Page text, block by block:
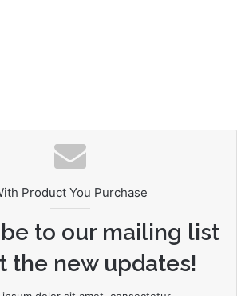
Product You Purchase
to our mailing list
the new updates!